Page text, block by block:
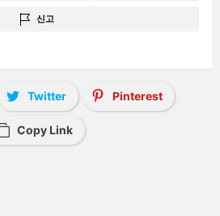
신고
Twitter Pinterest
Copy Link